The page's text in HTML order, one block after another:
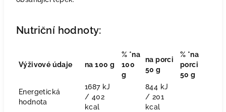
Nutriční hodnoty:
Výživové údaje na 100 g
% *na
100
g
na porci
50 g
% *na
porci
50 g
Energetická
hodnota
1687 kJ
/ 402
kcal
844 kJ
/ 201
kcal